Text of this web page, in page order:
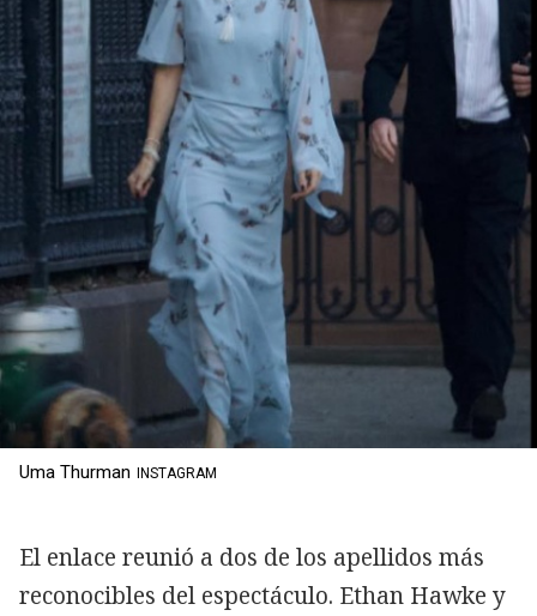
Uma Thurman INSTAGRAM
El enlace reunió a dos de los apellidos más
reconocibles del espectáculo. Ethan Hawke y